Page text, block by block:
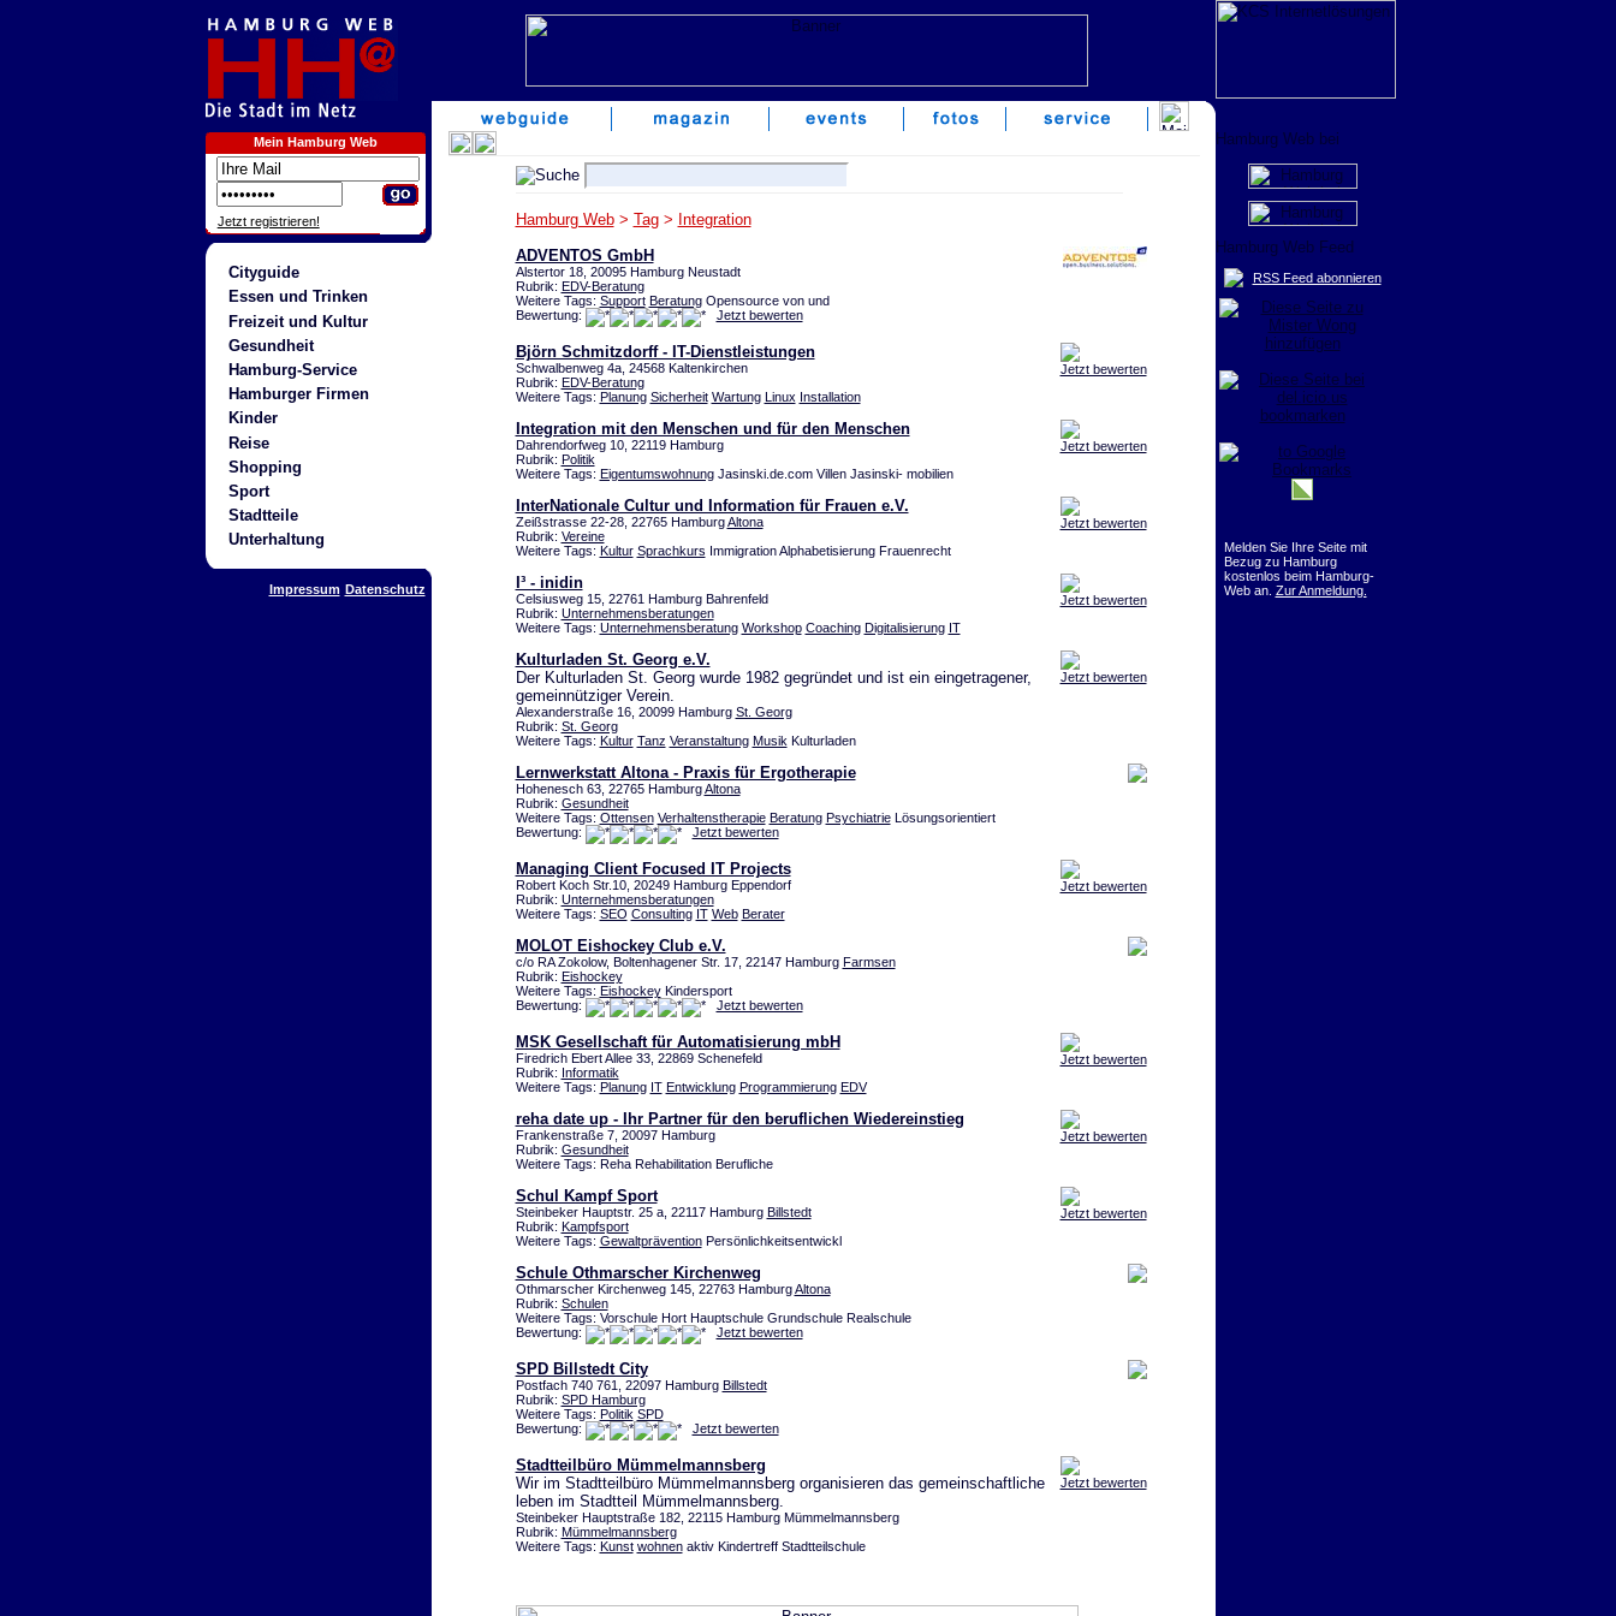
Mein Hamburg Web
Jetzt registrieren!
Cityguide
Essen und Trinken
Freizeit und Kultur
Gesundheit
Hamburg-Service
Hamburger Firmen
Kinder
Reise
Shopping
Sport
Stadtteile
Unterhaltung
Impressum Datenschutz
Hamburg Web> Tag> Integration
ADVENTOS GmbH
Alstertor 18, 20095 Hamburg Neustadt
Rubrik: EDV-Beratung
Weitere Tags: Support BeratungOpensource von und
Bewertung:
Jetzt bewerten
Jetzt bewerten
Björn Schmitzdorff - IT-Dienstleistungen
Schwalbenweg 4a, 24568 Kaltenkirchen
Rubrik: EDV-Beratung
Weitere Tags: Planung Sicherheit Wartung Linux Installation
Jetzt bewerten
Integration mit den Menschen und für den Menschen
Dahrendorfweg 10, 22119 Hamburg
Rubrik: Politik
Weitere Tags: EigentumswohnungJasinski.de.com Villen Jasinski- mobilien
Jetzt bewerten
InterNationale Cultur und Information für Frauen e.V.
Zeißstrasse 22-28, 22765 HamburgAltona
Rubrik: Vereine
Weitere Tags: Kultur Sprachkurs Immigration Alphabetisierung Frauenrecht
Jetzt bewerten
I³ - inidin
Celsiusweg 15, 22761 Hamburg Bahrenfeld
Rubrik: Unternehmensberatungen
Weitere Tags: Unternehmensberatung Workshop Coaching Digitalisierung IT
Jetzt bewerten
Kulturladen St. Georg e.V.
Der Kulturladen St. Georg wurde 1982 gegründet und ist ein eingetragener,
gemeinnütziger Verein.
Alexanderstraße 16, 20099 Hamburg St. Georg
Rubrik: St. Georg
Weitere Tags: Kultur Tanz Veranstaltung Musik Kulturladen
Lernwerkstatt Altona - Praxis für Ergotherapie
Hohenesch 63, 22765 HamburgAltona
Rubrik: Gesundheit
Weitere Tags: Ottensen Verhaltenstherapie Beratung PsychiatrieLösungsorientiert
Bewertung:
Jetzt bewerten
Jetzt bewerten
Managing Client Focused IT Projects
Robert Koch Str.10, 20249 Hamburg Eppendorf
Rubrik: Unternehmensberatungen
Weitere Tags: SEO Consulting IT Web Berater
MOLOT Eishockey Club e.V.
c/o RA Zokolow, Boltenhagener Str. 17, 22147 Hamburg Farmsen
Rubrik: Eishockey
Weitere Tags: EishockeyKindersport
Bewertung:
Jetzt bewerten
Jetzt bewerten
MSK Gesellschaft für Automatisierung mbH
Firedrich Ebert Allee 33, 22869 Schenefeld
Rubrik: Informatik
Weitere Tags: Planung IT Entwicklung Programmierung EDV
Jetzt bewerten
reha date up - Ihr Partner für den beruflichen Wiedereinstieg
Frankenstraße 7, 20097 Hamburg
Rubrik: Gesundheit
Weitere Tags: Reha Rehabilitation Berufliche
Jetzt bewerten
Schul Kampf Sport
Steinbeker Hauptstr. 25 a, 22117 Hamburg Billstedt
Rubrik: Kampfsport
Weitere Tags: GewaltpräventionPersönlichkeitsentwickl
Schule Othmarscher Kirchenweg
Othmarscher Kirchenweg 145, 22763 HamburgAltona
Rubrik: Schulen
Weitere Tags: Vorschule Hort Hauptschule Grundschule Realschule
Bewertung:
Jetzt bewerten
SPD Billstedt City
Postfach 740 761, 22097 Hamburg Billstedt
Rubrik: SPD Hamburg
Weitere Tags: Politik SPD
Bewertung:
Jetzt bewerten
Jetzt bewerten
Stadtteilbüro Mümmelmannsberg
Wir im Stadtteilbüro Mümmelmannsberg organisieren das gemeinschaftliche
leben im Stadtteil Mümmelmannsberg.
Steinbeker Hauptstraße 182, 22115 Hamburg Mümmelmannsberg
Rubrik: Mümmelmannsberg
Weitere Tags: Kunst wohnenaktiv Kindertreff Stadtteilschule
RSS Feed abonnieren
Melden Sie Ihre Seite mit
Bezug zu Hamburg
kostenlos beim Hamburg-
Web an. Zur Anmeldung.